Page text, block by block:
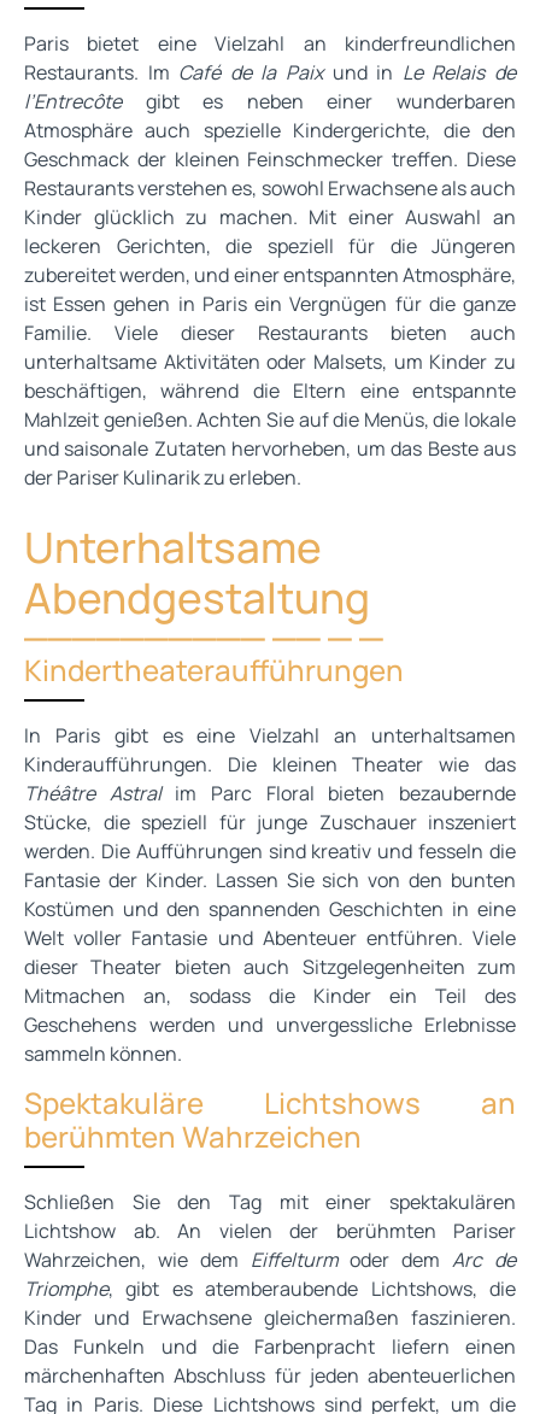
Paris bietet eine Vielzahl an kinderfreundlichen
Restaurants. Im Café de la Paixund in Le Relais de
l’Entrecôtegibt es neben einer wunderbaren
Atmosphäre auch spezielle Kindergerichte, die den
Geschmack der kleinen Feinschmecker treffen. Diese
Restaurants verstehen es, sowohl Erwachsene als auch
Kinder glücklich zu machen. Mit einer Auswahl an
leckeren Gerichten, die speziell für die Jüngeren
zubereitet werden, und einer entspannten Atmosphäre,
ist Essen gehen in Paris ein Vergnügen für die ganze
Familie. Viele dieser Restaurants bieten auch
unterhaltsame Aktivitäten oder Malsets, um Kinder zu
beschäftigen, während die Eltern eine entspannte
Mahlzeit genießen. Achten Sie auf die Menüs, die lokale
und saisonale Zutaten hervorheben, um das Beste aus
der Pariser Kulinarik zu erleben.
Unterhaltsame
Abendgestaltung
Kindertheateraufführungen
In Paris gibt es eine Vielzahl an unterhaltsamen
Kinderaufführungen. Die kleinen Theater wie das
Théâtre Astralim Parc Floral bieten bezaubernde
Stücke, die speziell für junge Zuschauer inszeniert
werden. Die Aufführungen sind kreativ und fesseln die
Fantasie der Kinder. Lassen Sie sich von den bunten
Kostümen und den spannenden Geschichten in eine
Welt voller Fantasie und Abenteuer entführen. Viele
dieser Theater bieten auch Sitzgelegenheiten zum
Mitmachen an, sodass die Kinder ein Teil des
Geschehens werden und unvergessliche Erlebnisse
sammeln können.
Spektakuläre Lichtshows an
berühmten Wahrzeichen
Schließen Sie den Tag mit einer spektakulären
Lichtshow ab. An vielen der berühmten Pariser
Wahrzeichen, wie dem Eiffelturmoder demArc de
Triomphe, gibt es atemberaubende Lichtshows, die
Kinder und Erwachsene gleichermaßen faszinieren.
Das Funkeln und die Farbenpracht liefern einen
märchenhaften Abschluss für jeden abenteuerlichen
Tag in Paris. Diese Lichtshows sind perfekt, um die